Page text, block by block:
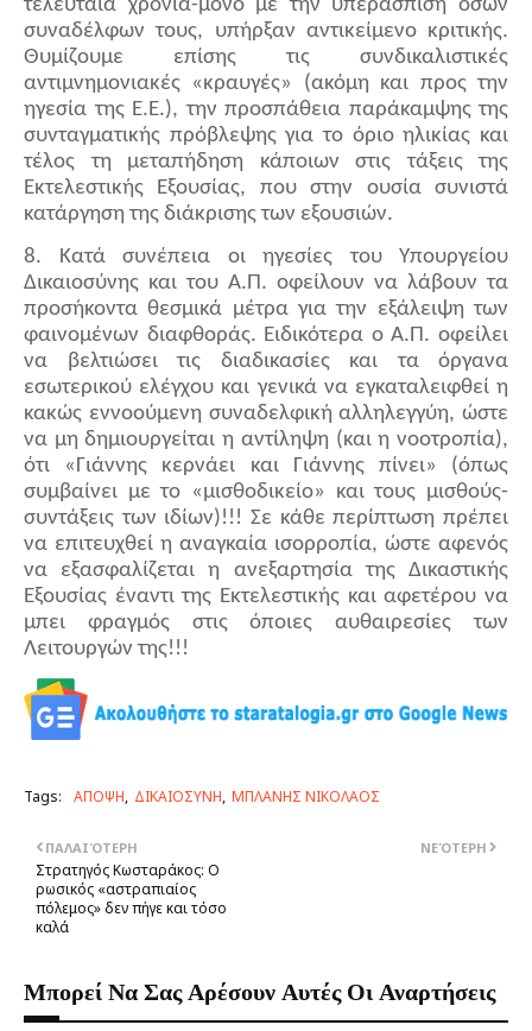
τελευταία χρόνια-μόνο με την υπεράσπιση όσων
συναδέλφων τους, υπήρξαν αντικείμενο κριτικής.
Θυμίζουμε επίσης τις συνδικαλιστικές
αντιμνημονιακές «κραυγές» (ακόμη και προς την
ηγεσία της Ε.Ε.), την προσπάθεια παράκαμψης της
συνταγματικής πρόβλεψης για το όριο ηλικίας και
τέλος τη μεταπήδηση κάποιων στις τάξεις της
Εκτελεστικής Εξουσίας, που στην ουσία συνιστά
κατάργηση της διάκρισης των εξουσιών.
8. Κατά συνέπεια οι ηγεσίες του Υπουργείου
Δικαιοσύνης και του Α.Π. οφείλουν να λάβουν τα
προσήκοντα θεσμικά μέτρα για την εξάλειψη των
φαινομένων διαφθοράς. Ειδικότερα ο Α.Π. οφείλει
να βελτιώσει τις διαδικασίες και τα όργανα
εσωτερικού ελέγχου και γενικά να εγκαταλειφθεί η
κακώς εννοούμενη συναδελφική αλληλεγγύη, ώστε
να μη δημιουργείται η αντίληψη (και η νοοτροπία),
ότι «Γιάννης κερνάει και Γιάννης πίνει» (όπως
συμβαίνει με το «μισθοδικείο» και τους μισθούς-
συντάξεις των ιδίων)!!! Σε κάθε περίπτωση πρέπει
να επιτευχθεί η αναγκαία ισορροπία, ώστε αφενός
να εξασφαλίζεται η ανεξαρτησία της Δικαστικής
Εξουσίας έναντι της Εκτελεστικής και αφετέρου να
μπει φραγμός στις όποιες αυθαιρεσίες των
Λειτουργών της!!!
Tags: ΑΠΟΨΗ ΔΙΚΑΙΟΣΥΝΗ ΜΠΛΑΝΗΣ ΝΙΚΟΛΑΟΣ
ΝΕΌΤΕΡΗ
ΠΑΛΑΙΌΤΕΡΗ
Στρατηγός Κωσταράκος: Ο
ρωσικός «αστραπιαίος
πόλεμος» δεν πήγε και τόσο
καλά
Μπορεί Να Σας Αρέσουν Αυτές Οι Αναρτήσεις